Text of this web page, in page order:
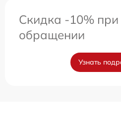
Скидка -10%
обращении
Узнать